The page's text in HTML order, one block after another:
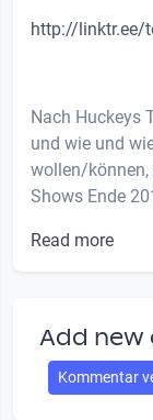
http://linktr.ee/
Nach Huckeys
und wie und
wollen/können,
Shows Ende
Read more
Add new
Kommentar